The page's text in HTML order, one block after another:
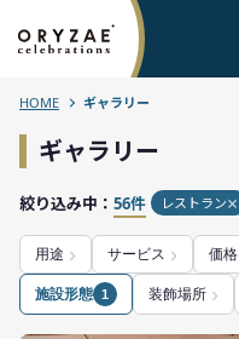
HOME ギャラリー
ギャラリー
絞り込み中： 56件 レストラン
用途 サービス 価格
施設形態 1 装飾場所